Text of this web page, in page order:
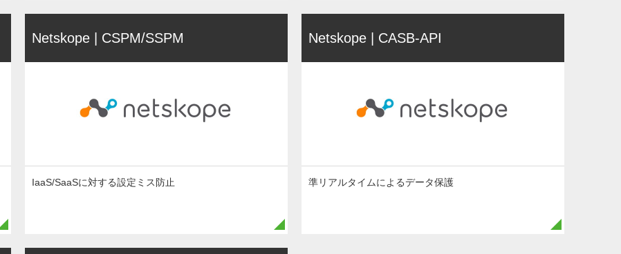
Netskope | CSPM/SSPM
IaaS/SaaSに対する設定ミス防止
Netskope | CASB-API
準リアルタイムによるデータ保護